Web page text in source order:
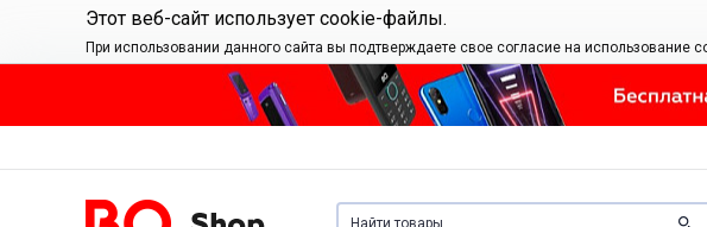
Этот веб-сайт использует cookie-файлы.
При использовании данного сайта вы подтверждаете свое согласие на использование